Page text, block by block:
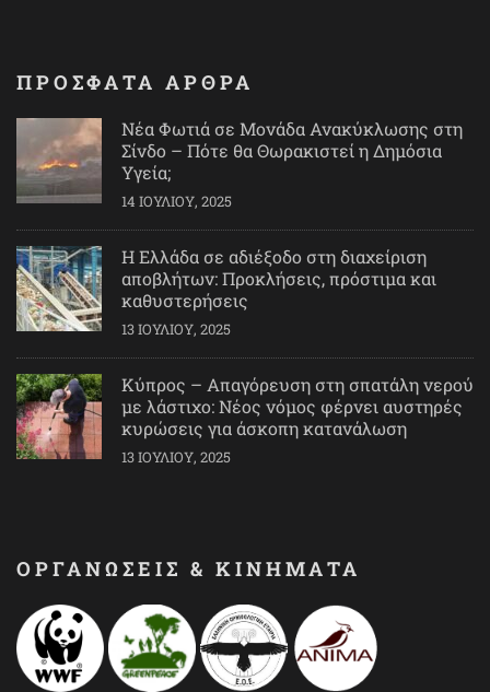
ΠΡΟΣΦΑΤΑ ΑΡΘΡΑ
Νέα Φωτιά σε Μονάδα Ανακύκλωσης στη
Σίνδο – Πότε θα Θωρακιστεί η Δημόσια
Υγεία;
14 ΙΟΥΛΊΟΥ, 2025
Η Ελλάδα σε αδιέξοδο στη διαχείριση
αποβλήτων: Προκλήσεις, πρόστιμα και
καθυστερήσεις
13 ΙΟΥΛΊΟΥ, 2025
Κύπρος – Απαγόρευση στη σπατάλη νερού
με λάστιχο: Νέος νόμος φέρνει αυστηρές
κυρώσεις για άσκοπη κατανάλωση
13 ΙΟΥΛΊΟΥ, 2025
ΟΡΓΑΝΩΣΕΙΣ & ΚΙΝΗΜΑΤΑ